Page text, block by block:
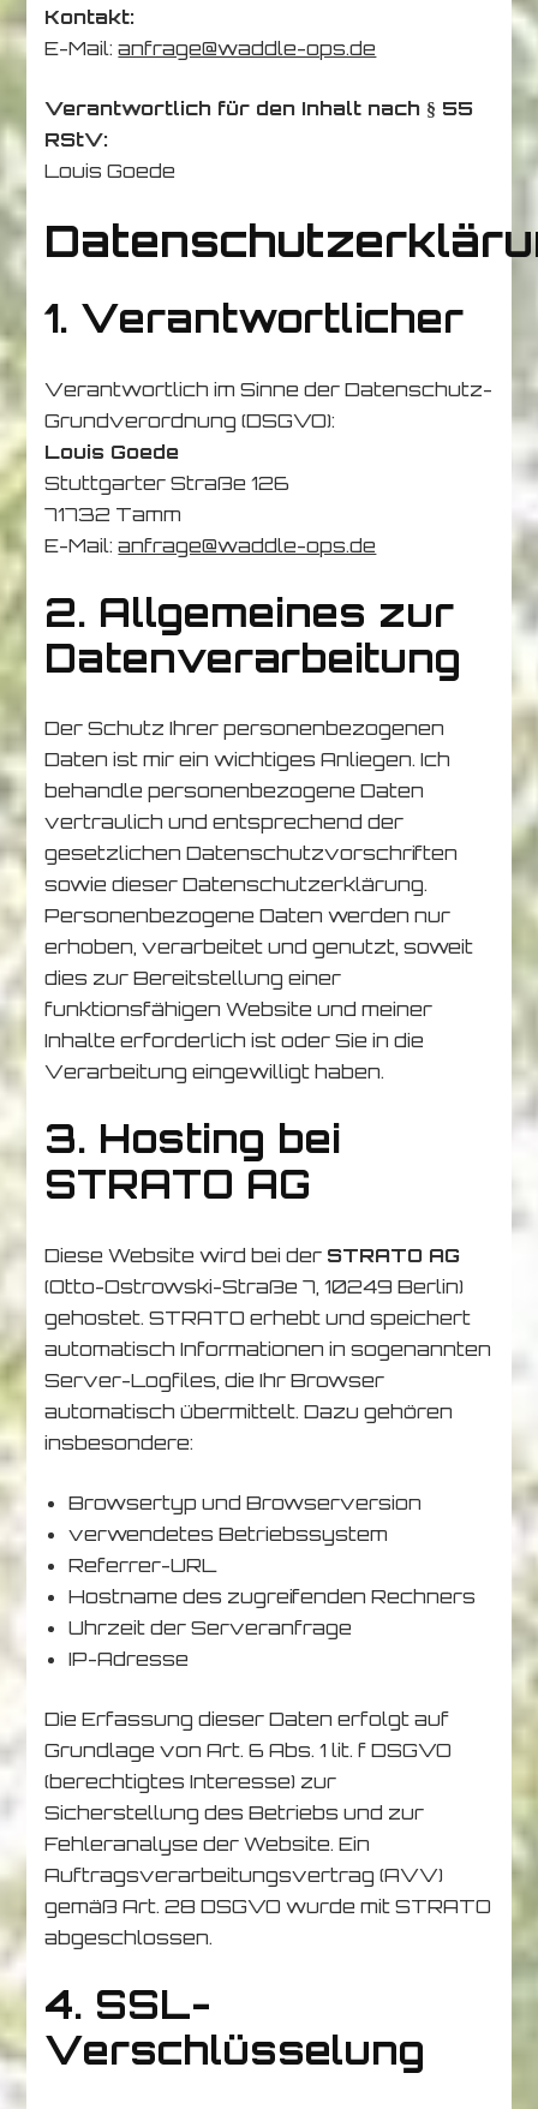
Kontakt:
E-Mail:anfrage@waddle-ops.de
Verantwortlich für den Inhalt nach § 55
RStV:
Louis Goede
1. Verantwortlicher
Verantwortlich im Sinne der Datenschutz-
Grundverordnung (DSGVO):
Louis Goede
Stuttgarter Straße 126
71732 Tamm
E-Mail:anfrage@waddle-ops.de
2. Allgemeines zur
Datenverarbeitung
Der Schutz Ihrer personenbezogenen
Daten ist mir ein wichtiges Anliegen. Ich
behandle personenbezogene Daten
vertraulich und entsprechend der
gesetzlichen Datenschutzvorschriften
sowie dieser Datenschutzerklärung.
Personenbezogene Daten werden nur
erhoben, verarbeitet und genutzt, soweit
dies zur Bereitstellung einer
funktionsfähigen Website und meiner
Inhalte erforderlich ist oder Sie in die
Verarbeitung eingewilligt haben.
3. Hosting bei
STRATO AG
Diese Website wird bei der STRATO AG
(Otto-Ostrowski-Straße 7, 10249 Berlin)
gehostet. STRATO erhebt und speichert
automatisch Informationen in sogenannten
Server-Logfiles, die Ihr Browser
automatisch übermittelt. Dazu gehören
insbesondere:
Browsertyp und Browserversion
verwendetes Betriebssystem
Referrer-URL
Hostname des zugreifenden Rechners
Uhrzeit der Serveranfrage
IP-Adresse
Die Erfassung dieser Daten erfolgt auf
Grundlage von Art. 6 Abs. 1 lit. f DSGVO
(berechtigtes Interesse) zur
Sicherstellung des Betriebs und zur
Fehleranalyse der Website. Ein
Auftragsverarbeitungsvertrag (AVV)
gemäß Art. 28 DSGVO wurde mit STRATO
abgeschlossen.
4. SSL-
Verschlüsselung